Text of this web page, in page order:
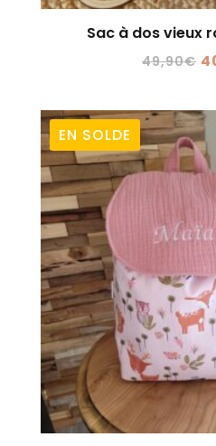
Sac à dos vieux
49,90€
EN SOLDE